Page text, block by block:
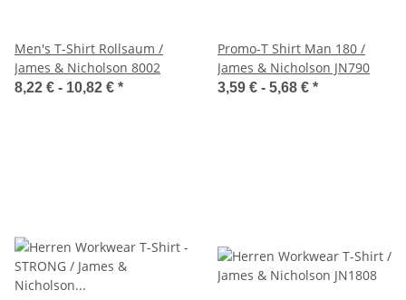
Men's T-Shirt Rollsaum /
James & Nicholson 8002
8,22 € - 10,82 € *
Promo-T Shirt Man 180 /
James & Nicholson JN790
3,59 € - 5,68 € *